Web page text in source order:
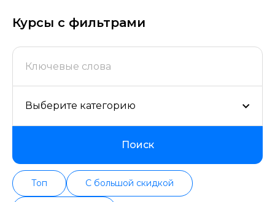
попробуйте бесплатные варианты. Большой выбор
обучающих программ по цене, продолжительности,
поддерживаем информацию о всех курсах
проверенных школ в актуальном состоянии.
Курсы с фильтрами
Выберите категорию
Поиск
Топ С большой скидкой